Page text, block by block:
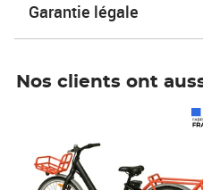
Garantie légale
Nos clients ont